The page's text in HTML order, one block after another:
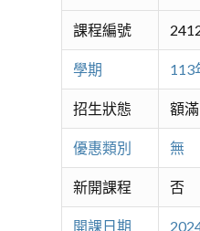
課程編號
學期 113
招生狀態 額滿
優惠類別 無
新開課程 否
開課日期